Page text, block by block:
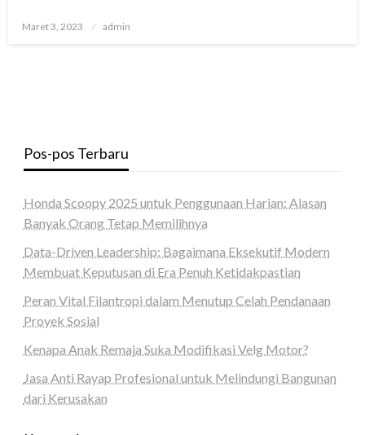
Posted
Maret 3, 2023 admin
Pos-pos Terbaru
Honda Scoopy 2025 untuk Penggunaan Harian: Alasan
Banyak Orang Tetap Memilihnya
Data-Driven Leadership: Bagaimana Eksekutif Modern
Membuat Keputusan di Era Penuh Ketidakpastian
Peran Vital Filantropi dalam Menutup Celah Pendanaan
Proyek Sosial
Kenapa Anak Remaja Suka Modifikasi Velg Motor?
Jasa Anti Rayap Profesional untuk Melindungi Bangunan
dari Kerusakan